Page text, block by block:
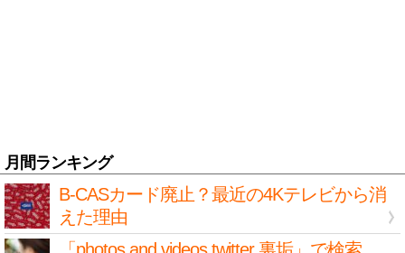
月間ランキング
B-CASカード廃止？最近の4Kテレビから消
えた理由